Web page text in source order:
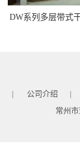
DW系列多层带式
| 公司介绍 |
常州